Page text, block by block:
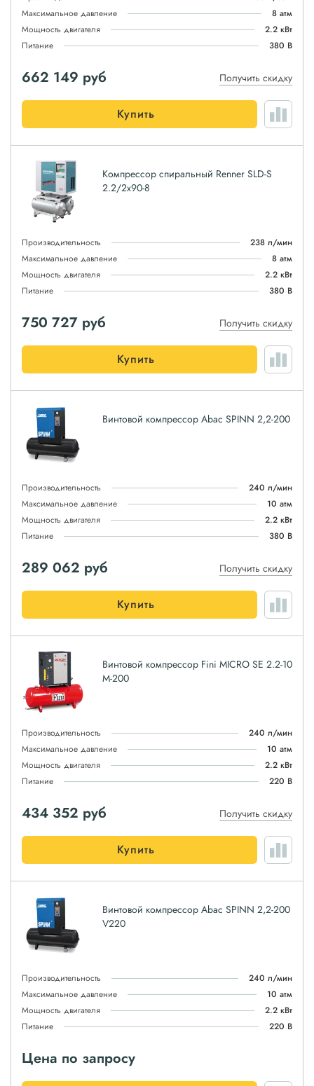
Максимальное давление
8 атм
Мощность двигателя
2.2 кВт
Питание
380 В
662 149 руб Получить скидку
Купить
Компрессор спиральный Renner SLD-S
2.2/2x90-8
Производительность
238 л/мин
Максимальное давление
8 атм
Мощность двигателя
2.2 кВт
Питание
380 В
750 727 руб Получить скидку
Купить
Винтовой компрессор Abac SPINN 2,2-200
Производительность
240 л/мин
Максимальное давление
10 атм
Мощность двигателя
2.2 кВт
Питание
380 В
289 062 руб Получить скидку
Купить
Винтовой компрессор Fini MICRO SE 2.2-10
M-200
Производительность
240 л/мин
Максимальное давление
10 атм
Мощность двигателя
2.2 кВт
Питание
220 В
434 352 руб Получить скидку
Купить
Винтовой компрессор Abac SPINN 2,2-200
V220
Производительность
240 л/мин
Максимальное давление
10 атм
Мощность двигателя
2.2 кВт
Питание
220 В
Цена по запросу